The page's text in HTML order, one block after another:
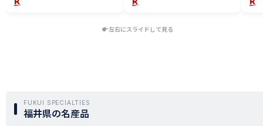
左右にスライドして見る
FUKUI SPECIALTIES
福井県の名産品